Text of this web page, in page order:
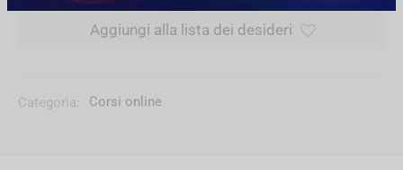
Aggiungi alla lista dei desideri
Categoria: Corsi online